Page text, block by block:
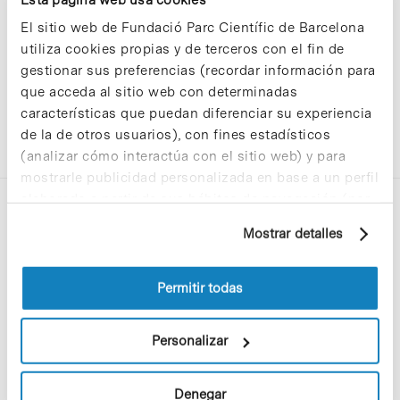
El sitio web de Fundació Parc Científic de Barcelona
utiliza cookies propias y de terceros con el fin de
gestionar sus preferencias (recordar información para
que acceda al sitio web con determinadas
características que puedan diferenciar su experiencia
de la de otros usuarios), con fines estadísticos
(analizar cómo interactúa con el sitio web) y para
mostrarle publicidad personalizada en base a un perfil
elaborado a partir de sus hábitos de navegación (por
información sobre las cookies puede consultar
la Política de cookies del sitio web.
Mostrar detalles
Permitir todas
Personalizar
Denegar
C/Baldiri Reixac, 4-12 i 15